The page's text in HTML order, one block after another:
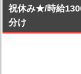
祝休み★/時給
分け